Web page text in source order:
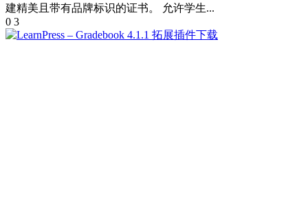
建精美且带有品牌标识的证书。 允许学生...
0 3